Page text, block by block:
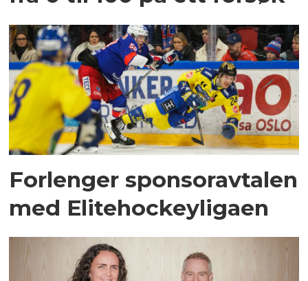
Forlenger sponsoravtalen
med Elitehockeyligaen